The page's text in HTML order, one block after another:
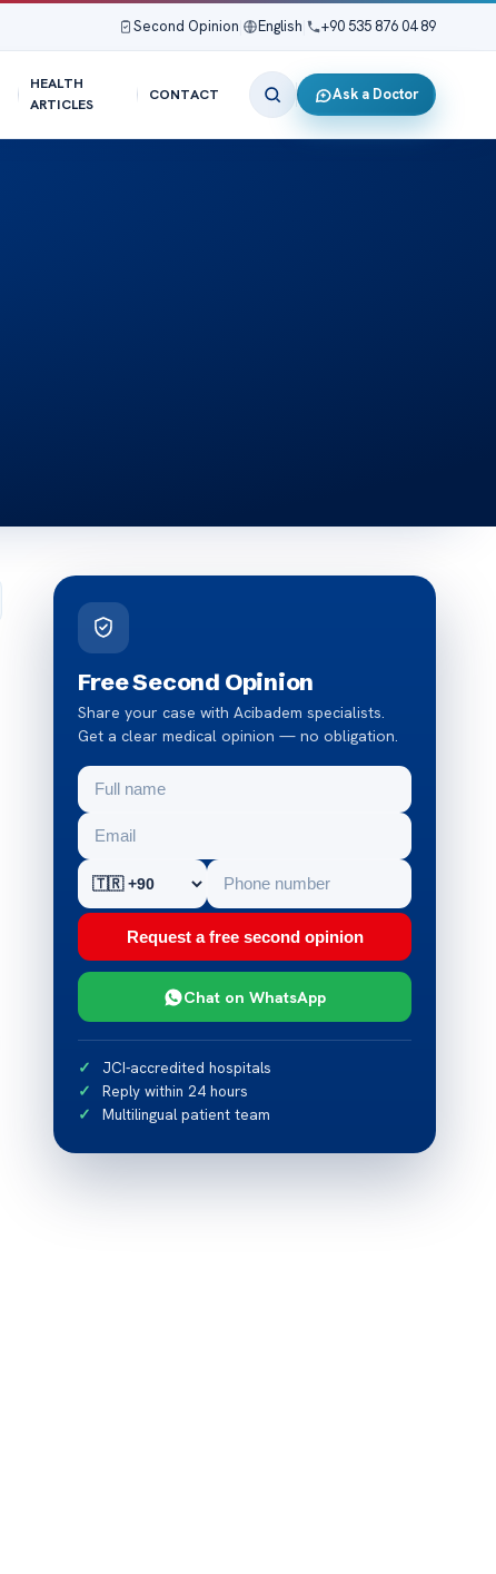
Second Opinion English +90 535 876 04 89
HEALTH
ARTICLES
CONTACT Ask a Doctor
Free Second Opinion
Share your case with Acibadem specialists.
Get a clear medical opinion — no obligation.
Request a free second opinion
Chat on WhatsApp
JCI-accredited hospitals
Reply within 24 hours
Multilingual patient team